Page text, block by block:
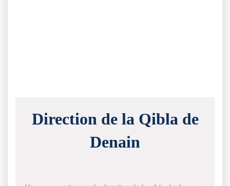
Direction de la Qibla de
Denain